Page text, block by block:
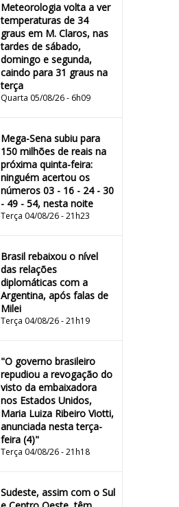
Meteorologia volta a ver
temperaturas de 34
graus em M. Claros, nas
tardes de sábado,
domingo e segunda,
caindo para 31 graus na
terça
Quarta 05/08/26 - 6h09
Mega-Sena subiu para
150 milhões de reais na
próxima quinta-feira:
ninguém acertou os
números 03 - 16 - 24 - 30
- 49 - 54, nesta noite
Terça 04/08/26 - 21h23
Brasil rebaixou o nível
das relações
diplomáticas com a
Argentina, após falas de
Milei
Terça 04/08/26 - 21h19
"O governo brasileiro
repudiou a revogação do
visto da embaixadora
nos Estados Unidos,
Maria Luiza Ribeiro Viotti,
anunciada nesta terça-
feira (4)"
Terça 04/08/26 - 21h18
Sudeste, assim com o Sul